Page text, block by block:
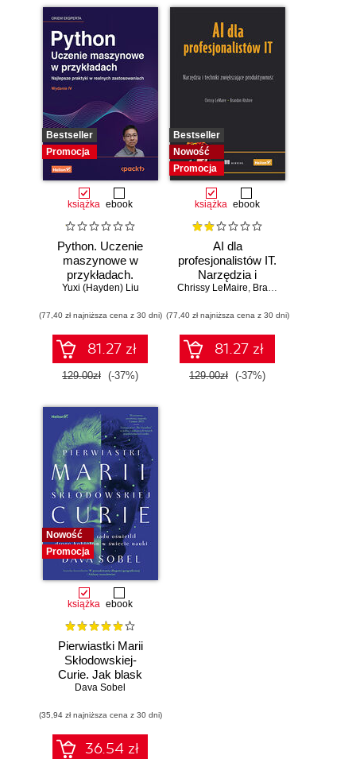
Bestseller
Promocja
książka ebook
Python. Uczenie
maszynowe w
przykładach.
Najlepsze praktyki
zastosowaniach.
Wydanie IV
Yuxi (Hayden) Liu
(77,40 zł najniższa cena z 30 dni)
81.27 zł
129.00zł (-37%)
Bestseller
Nowość
Promocja
książka ebook
AI dla
profesjonalistów IT.
Narzędzia i
techniki
produktywność
Chrissy LeMaire, Brandon Abshire
(77,40 zł najniższa cena z 30 dni)
81.27 zł
129.00zł (-37%)
Nowość
Promocja
książka ebook
Pierwiastki Marii
Skłodowskiej-
Curie. Jak blask
radu oświetlił drogę
świecie nauki
Dava Sobel
(35,94 zł najniższa cena z 30 dni)
36.54 zł